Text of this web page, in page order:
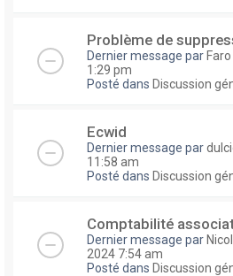
Problème de
Dernier message par Faro
1:29 pm
Posté dans Discussion
Ecwid
Dernier message par
11:58 am
Posté dans Discussion
Comptabilité
Dernier message par
2024 7:54 am
Posté dans Discussion